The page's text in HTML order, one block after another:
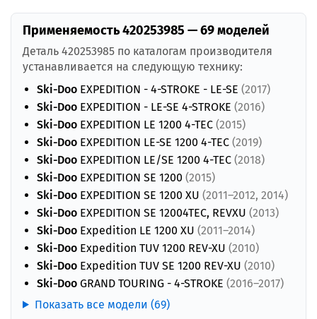
Применяемость 420253985 — 69 моделей
Деталь 420253985 по каталогам производителя
устанавливается на следующую технику:
Ski-Doo EXPEDITION - 4-STROKE - LE-SE (2017)
Ski-Doo EXPEDITION - LE-SE 4-STROKE (2016)
Ski-Doo EXPEDITION LE 1200 4-TEC (2015)
Ski-Doo EXPEDITION LE-SE 1200 4-TEC (2019)
Ski-Doo EXPEDITION LE/SE 1200 4-TEC (2018)
Ski-Doo EXPEDITION SE 1200 (2015)
Ski-Doo EXPEDITION SE 1200 XU (2011–2012, 2014)
Ski-Doo EXPEDITION SE 12004TEC, REVXU (2013)
Ski-Doo Expedition LE 1200 XU (2011–2014)
Ski-Doo Expedition TUV 1200 REV-XU (2010)
Ski-Doo Expedition TUV SE 1200 REV-XU (2010)
Ski-Doo GRAND TOURING - 4-STROKE (2016–2017)
Показать все модели (69)